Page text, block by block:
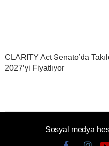
CLARITY Act Senato’da
2027’yi Fiyatlıyor
Sosyal medya